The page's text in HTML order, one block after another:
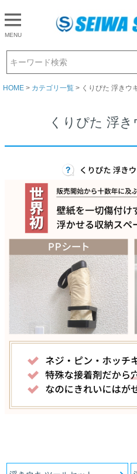
MENU
HOME カテゴリ一覧 くりぴた 浮きウ
ログ
オーダーメイドテープシリーズ
ドリームパック
ドリームパックシリーズ
くりぴた浮きウキシリーズ
ファブリックパネル
くりぴた 浮